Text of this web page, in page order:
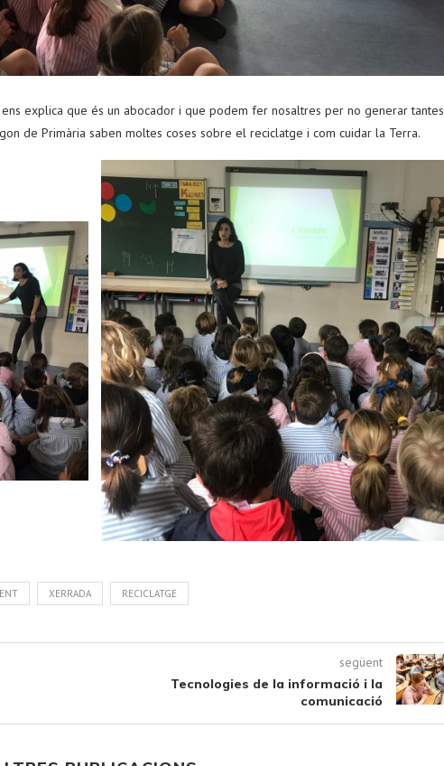
explica que és un abocador i que podem fer nosaltres per no generar tantes
de Primària saben moltes coses sobre el reciclatge i com cuidar la Terra.
XERRADA RECICLATGE
següent
Tecnologies de la informació i la
comunicació